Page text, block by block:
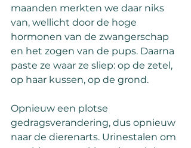
maanden merkten we daar niks
van, wellicht door de hoge
hormonen van de zwangerschap
en het zogen van de pups. Daarna
paste ze waar ze sliep: op de zetel,
op haar kussen, op de grond.
Opnieuw een plotse
gedragsverandering, dus opnieuw
naar de dierenarts. Urinestalen om